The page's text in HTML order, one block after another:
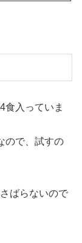
食 入っていま
ので、試すの
ばらないので